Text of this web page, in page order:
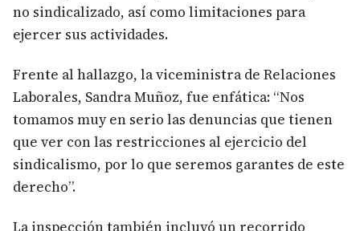
no sindicalizado, así como limitaciones para
ejercer sus actividades.
Frente al hallazgo, la viceministra de Relaciones
Laborales, Sandra Muñoz, fue enfática: “Nos
tomamos muy en serio las denuncias que tienen
que ver con las restricciones al ejercicio del
sindicalismo, por lo que seremos garantes de este
derecho”.
La inspección también incluyó un recorrido